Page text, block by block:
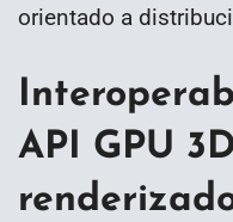
orientado a
API GPU